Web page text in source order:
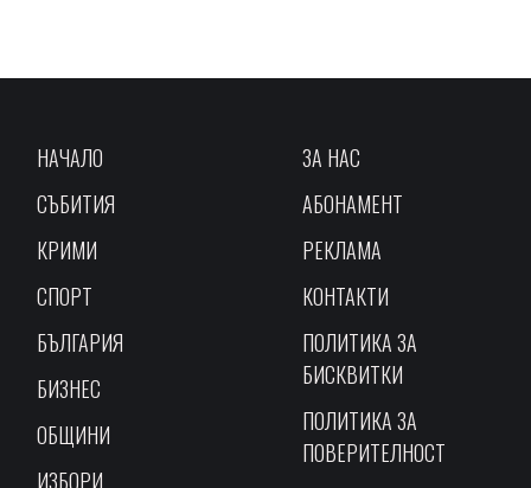
НАЧАЛО
СЪБИТИЯ
КРИМИ
СПОРТ
БЪЛГАРИЯ
БИЗНЕС
ОБЩИНИ
ИЗБОРИ
ЗА НАС
АБОНАМЕНТ
РЕКЛАМА
КОНТАКТИ
ПОЛИТИКА ЗА
БИСКВИТКИ
ПОЛИТИКА ЗА
ПОВЕРИТЕЛНОСТ